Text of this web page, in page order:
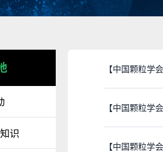
识
【中国颗粒学
【中国颗粒学
【中国颗粒学